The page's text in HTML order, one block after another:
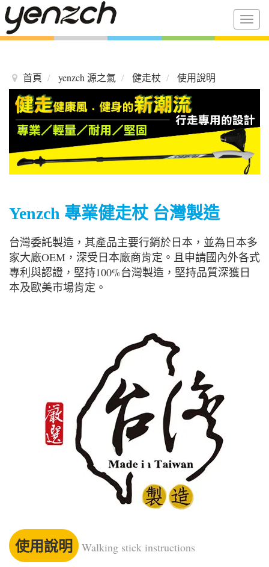
首頁 yenzch 源之氣 健走杖 使用說明
Yenzch 專業健走杖 台灣製造
台灣委託製造，其產品主要行銷於日本，並為日本多
家大廠OEM，深受日本廠商肯定。且申請國內外各式
專利與認證，堅持100%台灣製造，堅持品質深獲日
本及歐美市場肯定。
使用說明
Walking stick instructions